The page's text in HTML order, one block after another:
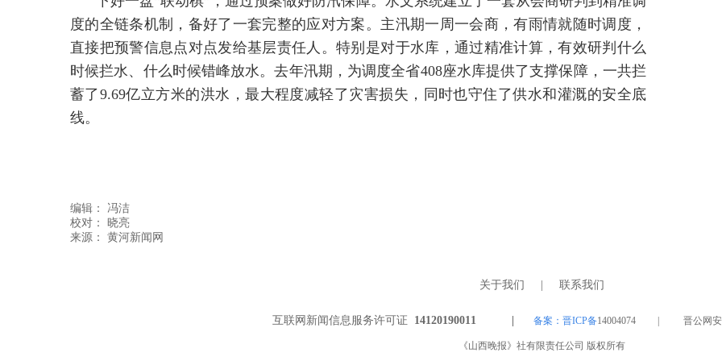
度的全链条机制，备好了一套完整的应对方案。主汛期一周一会商，有雨情就随时调度，
直接把预警信息点对点发给基层责任人。特别是对于水库，通过精准计算，有效研判什么
时候拦水、什么时候错峰放水。去年汛期，为调度全省408座水库提供了支撑保障，一共拦
蓄了9.69亿立方米的洪水，最大程度减轻了灾害损失，同时也守住了供水和灌溉的安全底
线。
编辑： 冯洁
校对： 晓亮
关于我们 联系我们
互联网新闻信息服务许可证 14120190011 | 备案：晋ICP备14004074 | 晋公网安备
《山西晚报》社有限责任公司 版权所有